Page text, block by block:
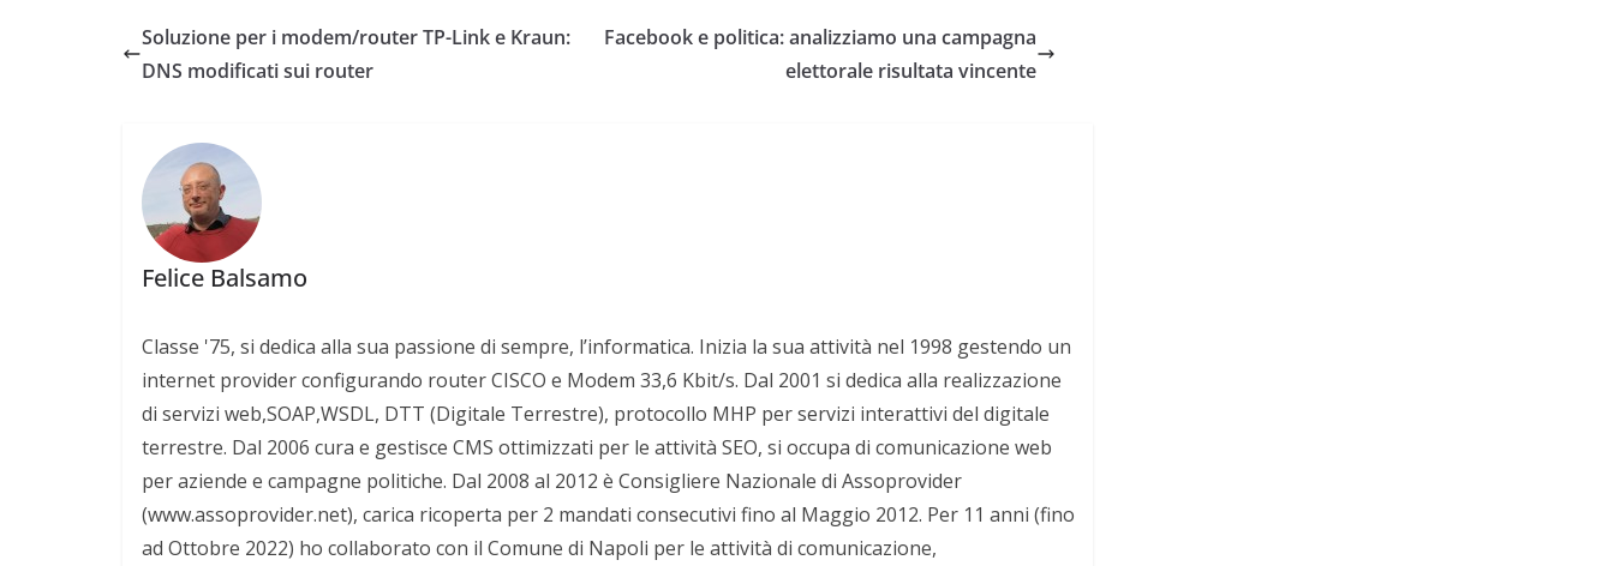
Soluzione per i modem/router TP-Link e Kraun:
DNS modificati sui router
Facebook e politica: analizziamo una campagna
elettorale risultata vincente
Felice Balsamo
Classe '75, si dedica alla sua passione di sempre, l’informatica. Inizia la sua attività nel 1998 gestendo un
internet provider configurando router CISCO e Modem 33,6 Kbit/s. Dal 2001 si dedica alla realizzazione
di servizi web,SOAP,WSDL, DTT (Digitale Terrestre), protocollo MHP per servizi interattivi del digitale
terrestre. Dal 2006 cura e gestisce CMS ottimizzati per le attività SEO, si occupa di comunicazione web
per aziende e campagne politiche. Dal 2008 al 2012 è Consigliere Nazionale di Assoprovider
(www.assoprovider.net), carica ricoperta per 2 mandati consecutivi fino al Maggio 2012. Per 11 anni (fino
ad Ottobre 2022) ho collaborato con il Comune di Napoli per le attività di comunicazione,